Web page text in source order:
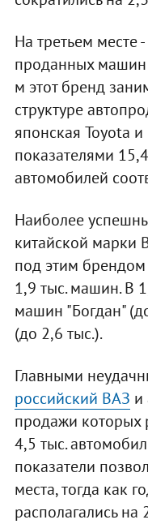
На третьем месте
проданных
м этот бренд
структуре
японская Toyota
показателями
автомобилей
Наиболее
китайской марки
под этим брендом
1,9 тыс. машин. В
машин "Богдан"
(до 2,6 тыс.).
Главными
российский ВАЗ и
продажи которых
4,5 тыс.
показатели
места, тогда как
располагались